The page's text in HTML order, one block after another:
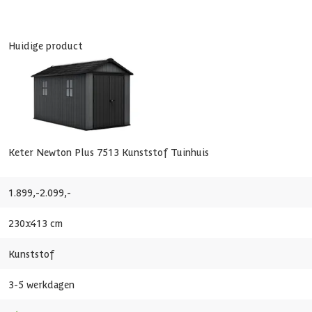
montage met voorgesneden onderdelen die gemakkelijk in
natuurlijk licht binnen in het Keter Newton 7513
181
Huidige product
Keter Newton Plus 7513 Kunststof Tuinhuis
1.899,-2.099,-
230x413 cm
Kunststof
3-5 werkdagen